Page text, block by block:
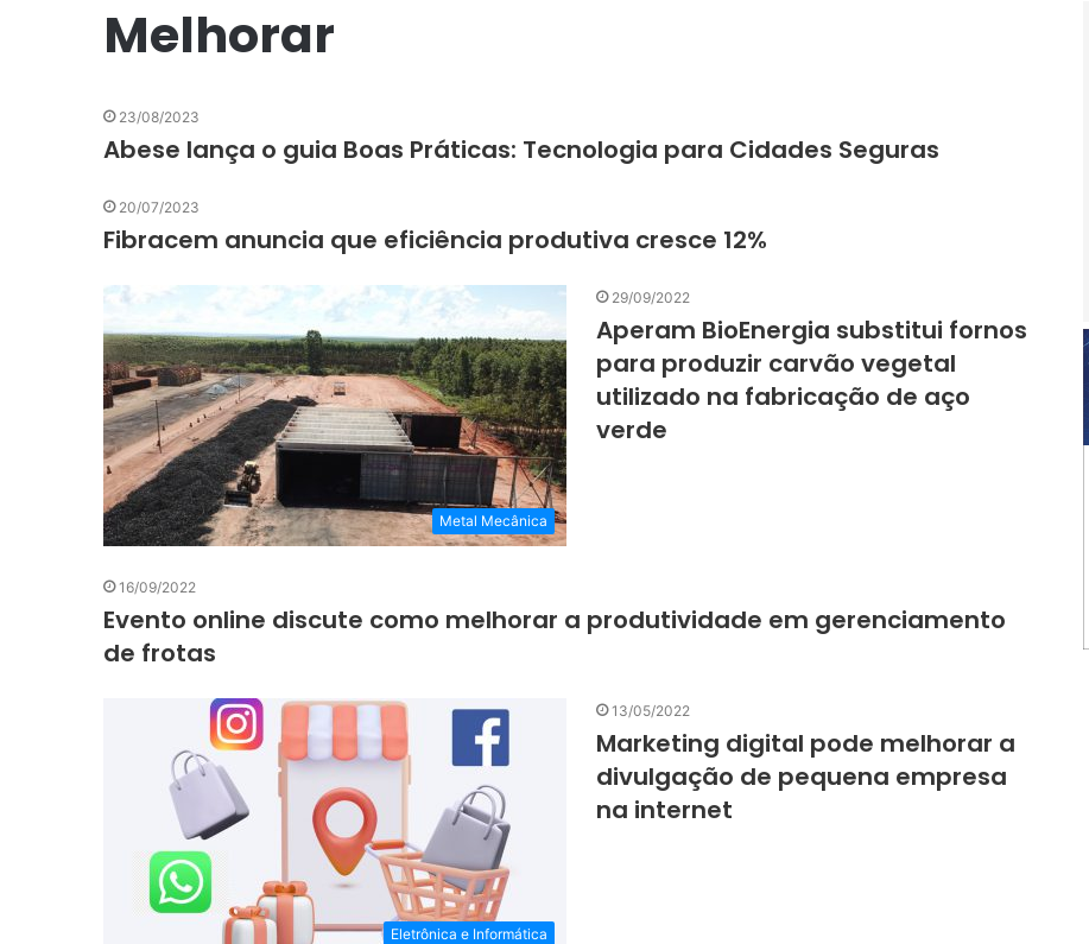
Melhorar
23/08/2023
Abese lança o guia Boas Práticas: Tecnologia para Cidades Seguras
20/07/2023
Fibracem anuncia que eficiência produtiva cresce 12%
Metal Mecânica
29/09/2022
Aperam BioEnergia substitui fornos
para produzir carvão vegetal
utilizado na fabricação de aço
verde
16/09/2022
Evento online discute como melhorar a produtividade em gerenciamento
de frotas
Eletrônica e Informática
13/05/2022
Marketing digital pode melhorar a
divulgação de pequena empresa
na internet